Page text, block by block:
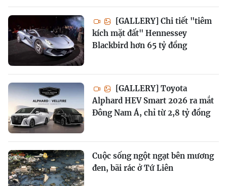
[GALLERY] Chi tiết "tiêm
kích mặt đất" Hennessey
Blackbird hơn 65 tỷ đồng
[GALLERY] Toyota
Alphard HEV Smart 2026 ra mắt
Đông Nam Á, chỉ từ 2,8 tỷ đồng
Cuộc sống ngột ngạt bên mương
đen, bãi rác ở Tứ Liên